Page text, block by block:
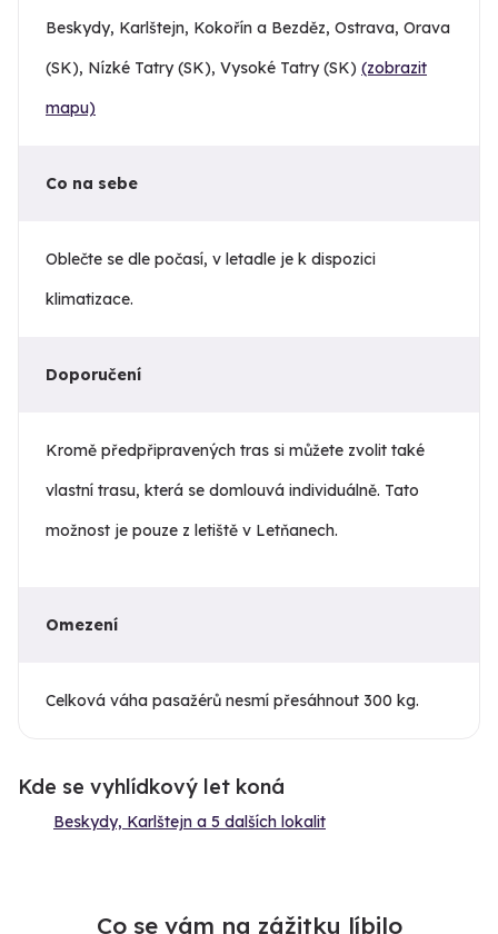
Beskydy, Karlštejn, Kokořín a Bezděz, Ostrava, Orava
(SK), Nízké Tatry (SK), Vysoké Tatry (SK) (zobrazit
mapu)
Co na sebe
Oblečte se dle počasí, v letadle je k dispozici
klimatizace.
Doporučení
Kromě předpřipravených tras si můžete zvolit také
vlastní trasu, která se domlouvá individuálně. Tato
možnost je pouze z letiště v Letňanech.
Omezení
Celková váha pasažérů nesmí přesáhnout 300 kg.
Kde se vyhlídkový let koná
Beskydy, Karlštejn a 5 dalších lokalit
Co se vám na zážitku líbilo